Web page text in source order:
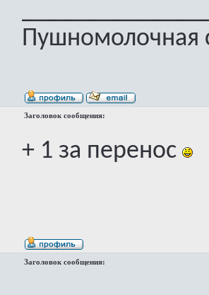
Пушномолочная
Заголовок сообщения:
+ 1 за перенос
Заголовок сообщения: